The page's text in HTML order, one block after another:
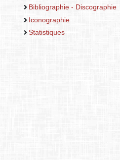
Bibliographie - Discographie
Iconographie
Statistiques